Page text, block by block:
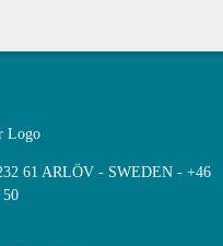
61 ARLÖV - SWEDEN - +46
50